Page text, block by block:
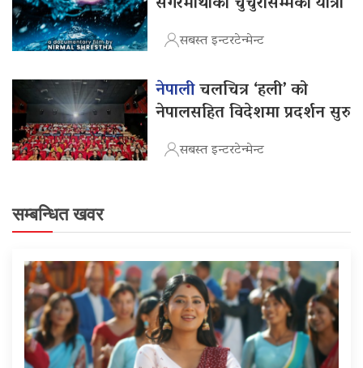
सबस्त इन्टरटेन्मेन्ट
नेपालीचलचित्र ‘हली’ को
नेपालसहित विदेशमा प्रदर्शन सुरु
सबस्त इन्टरटेन्मेन्ट
सम्बन्धित खवर